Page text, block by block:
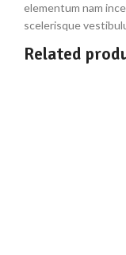
elementum nam
scelerisque
Related